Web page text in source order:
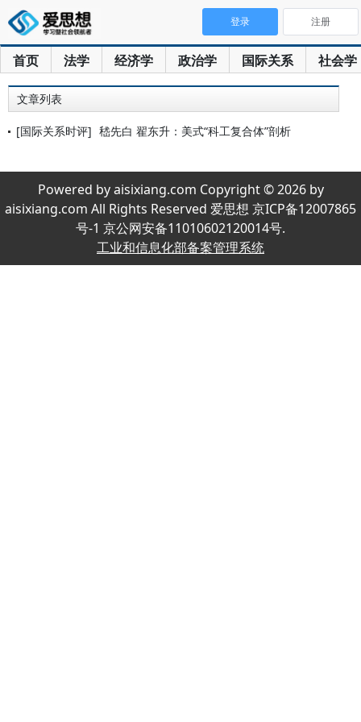
首页 法学 经济学 政治学 国际关系 社会学
登录 注册
文章列表
[国际关系时评] 嵇先白 翟东升：美式“科工复合体”剖析
Powered by aisixiang.com Copyright © 2026 by
aisixiang.com All Rights Reserved 爱思想 京ICP备12007865
号-1 京公网安备11010602120014号.
工业和信息化部备案管理系统